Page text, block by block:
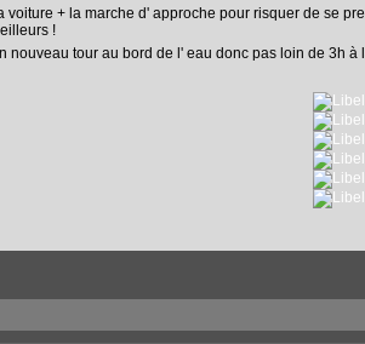
voiture + la marche d' approche pour risquer de se
!
nouveau tour au bord de l' eau donc pas loin de 3h